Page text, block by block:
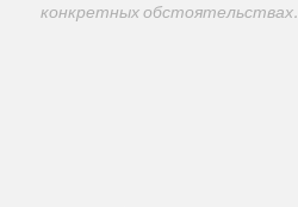
конкретных обстоятельствах.